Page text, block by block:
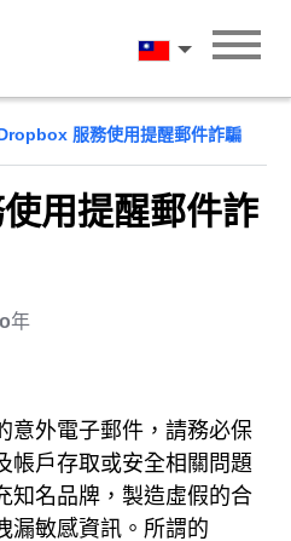
漢語
服務使用提醒郵件詐騙
用提醒郵件詐
年
意外電子郵件，請務必保
帳戶存取或安全相關問題
知名品牌，製造虛假的合
漏敏感資訊。所謂的